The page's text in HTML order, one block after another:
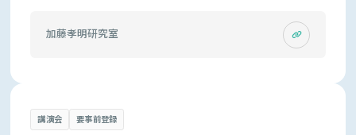
加藤孝明研究室
講演会 要事前登録